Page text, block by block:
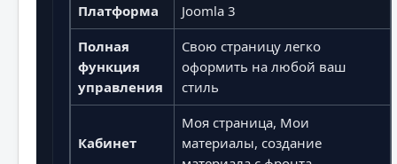
Платформа
Joomla 3
Полная
функция
управления
Свою страницу легко
оформить на любой ваш
стиль
Кабинет
Моя страница, Мои
материалы, создание